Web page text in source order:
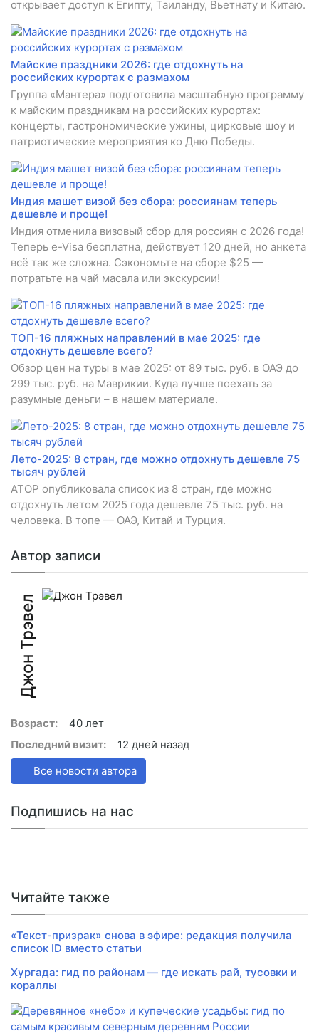
открывает доступ к Египту, Таиланду, Вьетнату и Китаю.
Майские праздники 2026: где отдохнуть на
российских курортах с размахом
Группа «Мантера» подготовила масштабную программу
к майским праздникам на российских курортах:
концерты, гастрономические ужины, цирковые шоу и
патриотические мероприятия ко Дню Победы.
Индия машет визой без сбора: россиянам теперь
дешевле и проще!
Индия отменила визовый сбор для россиян с 2026 года!
Теперь e-Visa бесплатна, действует 120 дней, но анкета
всё так же сложна. Сэкономьте на сборе $25 —
потратьте на чай масала или экскурсии!
ТОП-16 пляжных направлений в мае 2025: где
отдохнуть дешевле всего?
Обзор цен на туры в мае 2025: от 89 тыс. руб. в ОАЭ до
299 тыс. руб. на Маврикии. Куда лучше поехать за
разумные деньги – в нашем материале.
Лето-2025: 8 стран, где можно отдохнуть дешевле 75
тысяч рублей
АТОР опубликовала список из 8 стран, где можно
отдохнуть летом 2025 года дешевле 75 тыс. руб. на
человека. В топе — ОАЭ, Китай и Турция.
Автор записи
Джон Трэвел
Возраст:
40 лет
Последний визит:
12 дней назад
Все новости автора
Подпишись на нас
Читайте также
«Текст-призрак» снова в эфире: редакция получила
список ID вместо статьи
Хургада: гид по районам — где искать рай, тусовки и
кораллы